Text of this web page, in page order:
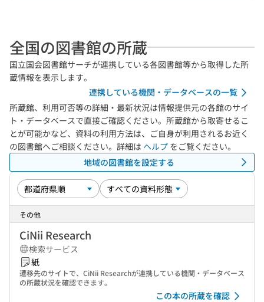
全国の図書館の所蔵
国立国会図書館サーチが連携している各図書館等から取得した所
蔵情報を表示します。
連携している機関・データベースの一覧
所蔵館、利用可否等の詳細・最新状況は情報提供元の各館のサイ
ト・データベースで直接ご確認ください。所蔵館から取寄せるこ
とが可能かなど、資料の利用方法は、ご自身が利用されるお近く
の図書館へご相談ください。詳細は ヘルプ をご覧ください。
地域の図書館を設定する
その他
CiNii Research
検索サービス
紙
遷移先のサイトで、CiNii Researchが連携している機関・データベース
の所蔵状況を確認できます。
この本の所蔵を確認